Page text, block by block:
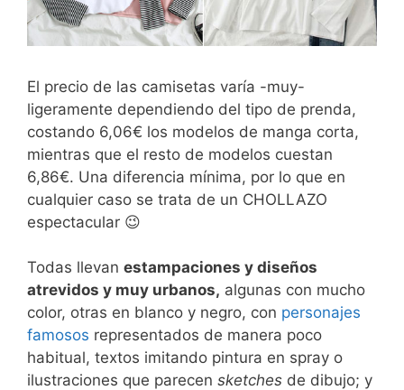
El precio de las camisetas varía -muy-
ligeramente dependiendo del tipo de prenda,
costando 6,06€ los modelos de manga corta,
mientras que el resto de modelos cuestan
6,86€. Una diferencia mínima, por lo que en
cualquier caso se trata de un CHOLLAZO
espectacular 😉
Todas llevan estampaciones y diseños
atrevidos y muy urbanos, algunas con mucho
color, otras en blanco y negro, con personajes
famosos representados de manera poco
habitual, textos imitando pintura en spray o
ilustraciones que parecen sketches de dibujo; y